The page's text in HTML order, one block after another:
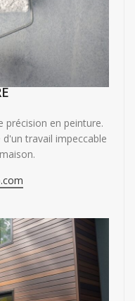
précision en peinture.
travail impeccable